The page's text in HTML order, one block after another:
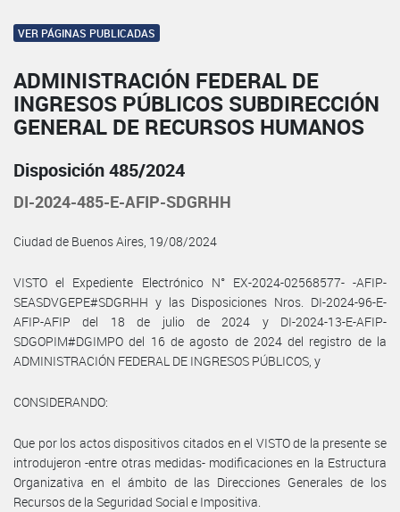
VER PÁGINAS PUBLICADAS
ADMINISTRACIÓN FEDERAL DE
INGRESOS PÚBLICOS SUBDIRECCIÓN
GENERAL DE RECURSOS HUMANOS
Disposición 485/2024
DI-2024-485-E-AFIP-SDGRHH
Ciudad de Buenos Aires, 19/08/2024
VISTO el Expediente Electrónico N° EX-2024-02568577- -AFIP-
SEASDVGEPE#SDGRHH y las Disposiciones Nros. DI-2024-96-E-
AFIP-AFIP del 18 de julio de 2024 y DI-2024-13-E-AFIP-
SDGOPIM#DGIMPO del 16 de agosto de 2024 del registro de la
ADMINISTRACIÓN FEDERAL DE INGRESOS PÚBLICOS, y
CONSIDERANDO:
Que por los actos dispositivos citados en el VISTO de la presente se
introdujeron -entre otras medidas- modificaciones en la Estructura
Organizativa en el ámbito de las Direcciones Generales de los
Recursos de la Seguridad Social e Impositiva.